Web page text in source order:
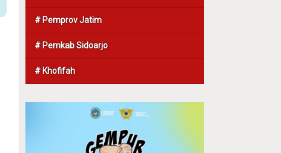
# Pemprov Jatim
# Pemkab Sidoarjo
# Khofifah